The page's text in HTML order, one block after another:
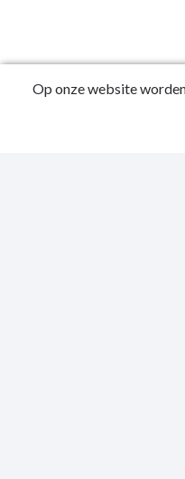
Op onze website